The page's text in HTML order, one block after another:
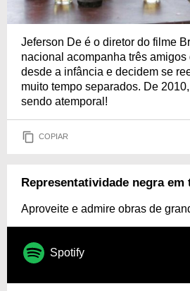
Jeferson De é o diretor do filme
nacional acompanha três
desde a infância e decidem se
muito tempo separados. De
sendo atemporal!
COPIAR
Representatividade negra em
Aproveite e admire obras de
Spotify